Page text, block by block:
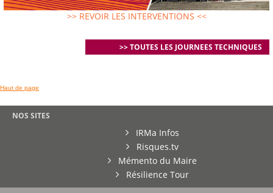
>> REVOIR LES INTERVENTIONS <<
>> TOUTES LES JOURNEES TECHNIQUES
Haut de page
NOS SITES
IRMa Infos
Risques.tv
Mémento du Maire
Résilience Tour